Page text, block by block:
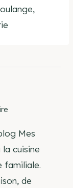
Mes
cuisine
familiale.
de